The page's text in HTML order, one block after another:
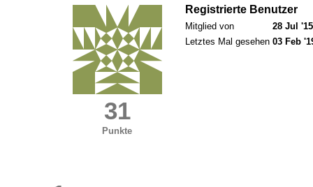
31
Punkte
Registrierte Benutzer
Mitglied von
28 Jul
Letztes Mal gesehen 03 Feb